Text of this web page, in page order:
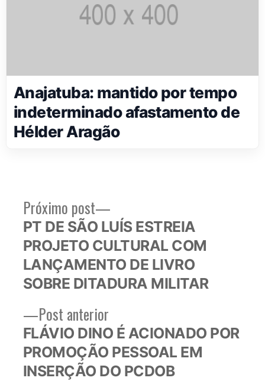
Anajatuba: mantido por tempo
indeterminado afastamento de
Hélder Aragão
Navegação
de
Post
Post anteriorPost
anterior:
FLÁVIO DINO É ACIONADO POR
PROMOÇÃO PESSOAL EM
INSERÇÃO DO PCDOB
Próximo post
Próximo
post:
PT DE SÃO LUÍS ESTREIA
PROJETO CULTURAL COM
LANÇAMENTO DE LIVRO
SOBRE DITADURA MILITAR